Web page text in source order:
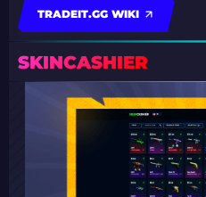
TRADEIT.GG WIKI
SKINCASHIER